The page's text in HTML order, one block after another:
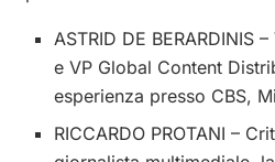
ASTRID DE BERARDINIS
e VP Global Content
esperienza presso CBS,
RICCARDO PROTANI –